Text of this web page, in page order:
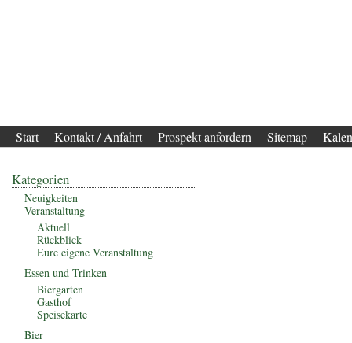
Start Kontakt / Anfahrt Prospekt anfordern Sitemap
Kategorien
Neuigkeiten
Veranstaltung
Aktuell
Rückblick
Eure eigene Veranstaltung
Essen und Trinken
Biergarten
Gasthof
Speisekarte
Bier